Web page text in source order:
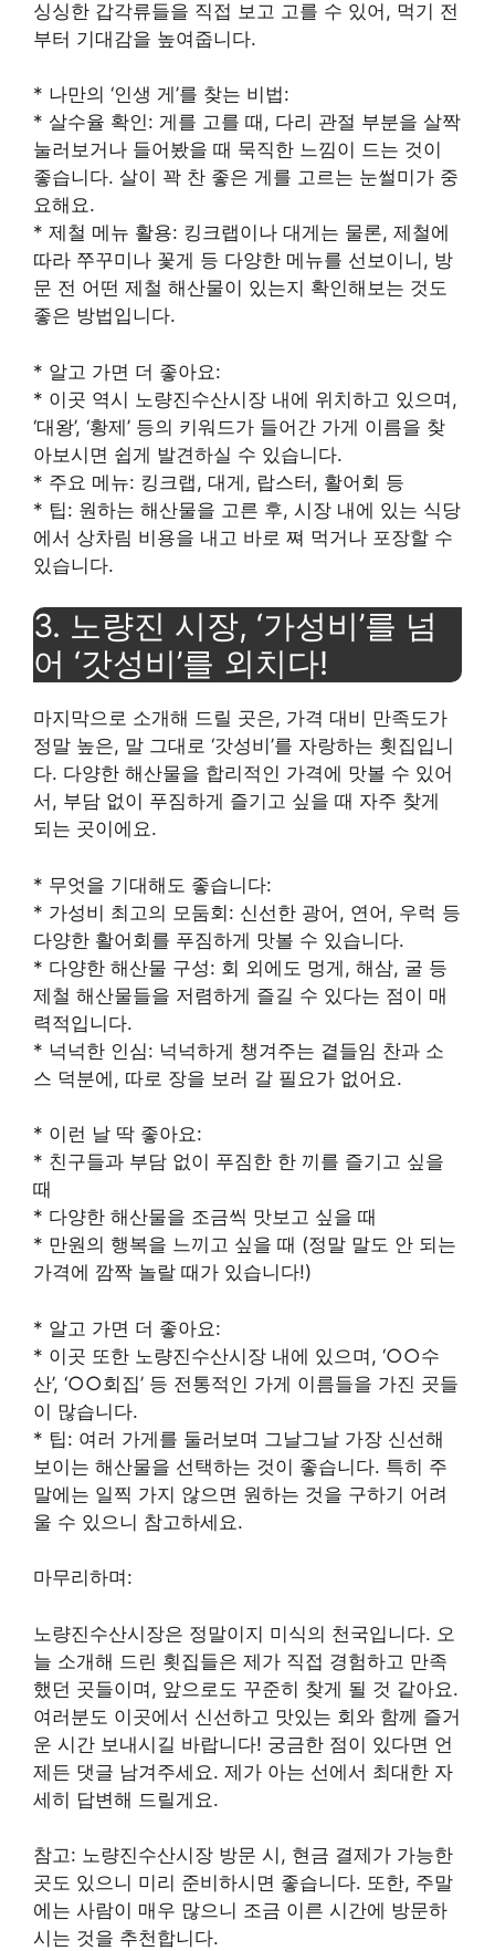
싱싱한 갑각류들을 직접 보고 고를 수 있어, 먹기 전
부터 기대감을 높여줍니다.
* 나만의 ‘인생 게’를 찾는 비법:
* 살수율 확인: 게를 고를 때, 다리 관절 부분을 살짝
눌러보거나 들어봤을 때 묵직한 느낌이 드는 것이
좋습니다. 살이 꽉 찬 좋은 게를 고르는 눈썰미가 중
요해요.
* 제철 메뉴 활용: 킹크랩이나 대게는 물론, 제철에
따라 쭈꾸미나 꽃게 등 다양한 메뉴를 선보이니, 방
문 전 어떤 제철 해산물이 있는지 확인해보는 것도
좋은 방법입니다.
* 알고 가면 더 좋아요:
* 이곳 역시 노량진수산시장 내에 위치하고 있으며,
‘대왕’, ‘황제’ 등의 키워드가 들어간 가게 이름을 찾
아보시면 쉽게 발견하실 수 있습니다.
* 주요 메뉴: 킹크랩, 대게, 랍스터, 활어회 등
* 팁: 원하는 해산물을 고른 후, 시장 내에 있는 식당
에서 상차림 비용을 내고 바로 쪄 먹거나 포장할 수
있습니다.
3. 노량진 시장, ‘가성비’를 넘
어 ‘갓성비’를 외치다!
마지막으로 소개해 드릴 곳은, 가격 대비 만족도가
정말 높은, 말 그대로 ‘갓성비’를 자랑하는 횟집입니
다. 다양한 해산물을 합리적인 가격에 맛볼 수 있어
서, 부담 없이 푸짐하게 즐기고 싶을 때 자주 찾게
되는 곳이에요.
* 무엇을 기대해도 좋습니다:
* 가성비 최고의 모둠회: 신선한 광어, 연어, 우럭 등
다양한 활어회를 푸짐하게 맛볼 수 있습니다.
* 다양한 해산물 구성: 회 외에도 멍게, 해삼, 굴 등
제철 해산물들을 저렴하게 즐길 수 있다는 점이 매
력적입니다.
* 넉넉한 인심: 넉넉하게 챙겨주는 곁들임 찬과 소
스 덕분에, 따로 장을 보러 갈 필요가 없어요.
* 이런 날 딱 좋아요:
* 친구들과 부담 없이 푸짐한 한 끼를 즐기고 싶을
때
* 다양한 해산물을 조금씩 맛보고 싶을 때
* 만원의 행복을 느끼고 싶을 때 (정말 말도 안 되는
가격에 깜짝 놀랄 때가 있습니다!)
* 알고 가면 더 좋아요:
* 이곳 또한 노량진수산시장 내에 있으며, ‘○○수
산’, ‘○○회집’ 등 전통적인 가게 이름들을 가진 곳들
이 많습니다.
* 팁: 여러 가게를 둘러보며 그날그날 가장 신선해
보이는 해산물을 선택하는 것이 좋습니다. 특히 주
말에는 일찍 가지 않으면 원하는 것을 구하기 어려
울 수 있으니 참고하세요.
마무리하며:
노량진수산시장은 정말이지 미식의 천국입니다. 오
늘 소개해 드린 횟집들은 제가 직접 경험하고 만족
했던 곳들이며, 앞으로도 꾸준히 찾게 될 것 같아요.
여러분도 이곳에서 신선하고 맛있는 회와 함께 즐거
운 시간 보내시길 바랍니다! 궁금한 점이 있다면 언
제든 댓글 남겨주세요. 제가 아는 선에서 최대한 자
세히 답변해 드릴게요.
참고: 노량진수산시장 방문 시, 현금 결제가 가능한
곳도 있으니 미리 준비하시면 좋습니다. 또한, 주말
에는 사람이 매우 많으니 조금 이른 시간에 방문하
시는 것을 추천합니다.